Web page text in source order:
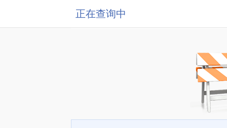
正在查询中